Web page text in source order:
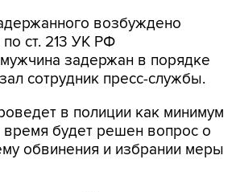
возбуждено
ст. 213 УК РФ
мужчина задержан в порядке
сотрудник пресс-службы.
в полиции как минимум
время будет решен вопрос о
обвинения и избрании меры